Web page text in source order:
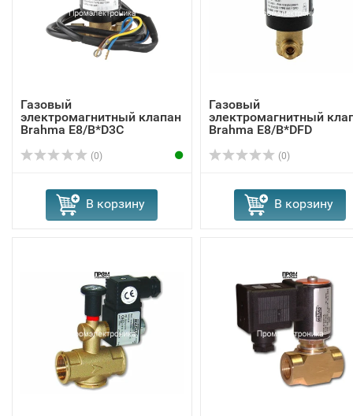
Газовый
электромагнитный клапан
Brahma E8/B*D3C
(0)
В корзину
Газовый
электромагнитный
Brahma Е8/B*DFD
(0)
В корзину